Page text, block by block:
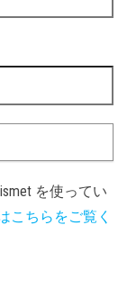
を使ってい
こちらをご覧く